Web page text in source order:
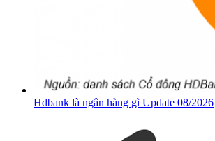
Hdbank là ngân hàng gì Update 08/2026